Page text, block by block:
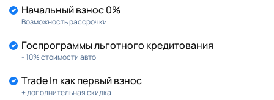
Начальный взнос 0%
Возможность рассрочки
Госпрограммы льготного кредитования
- 10% стоимости авто
Trade In как первый взнос
+ дополнительная скидка